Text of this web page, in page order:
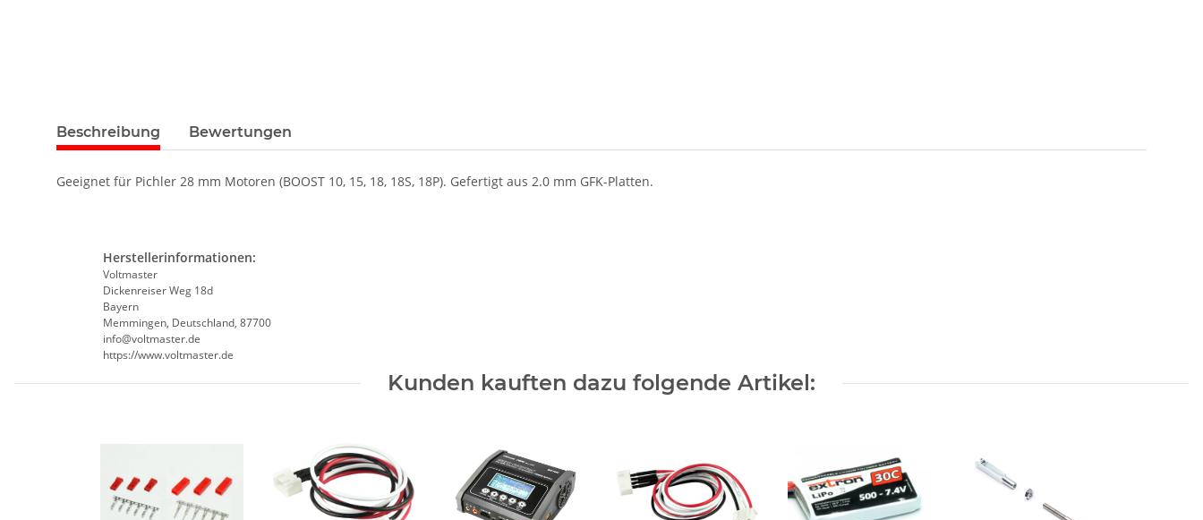
Beschreibung Bewertungen
Geeignet für Pichler 28 mm Motoren (BOOST 10, 15, 18, 18S, 18P). Gefertigt aus 2.0 mm GFK-Platten.
Herstellerinformationen:
Voltmaster
Dickenreiser Weg 18d
Bayern
Memmingen, Deutschland, 87700
info@voltmaster.de
https://www.voltmaster.de
Kunden kauften dazu folgende Artikel: